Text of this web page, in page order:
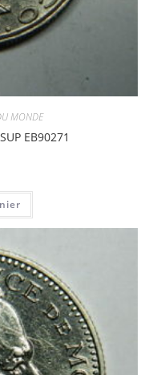
MONDE
EB90271